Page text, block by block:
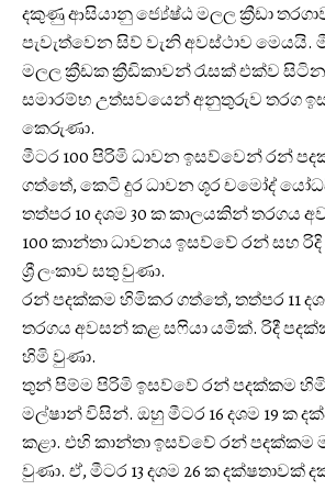
දකුණු ආසියානු ජ්‍යේෂ්ඨ මලල ක්‍රීඩා
පැවැත්වෙන සිව් වැනි අවස්ථාව
මලල ක්‍රීඩක ක්‍රීඩිකාවන් රැසක් එක්ව
සමාරම්භ උත්සවයෙන් අනුතුරුව තරග
කෙරුණා.
මීටර 100 පිරිමි ධාවන ඉසව්වෙන් රන්
ගත්තේ, කෙටි දුර ධාවන ශූර චමෝද්
තත්පර 10 දශම 30 ක කාලයකින් තරගය
100 කාන්තා ධාවනය ඉසව්වේ රන් සහ
ශ්‍රී ලංකාව සතු වුණා.
රන් පදක්කම හිමිකර ගත්තේ, තත්පර 11
තරගය අවසන් කළ සෆියා යමික්. රිදී
හිමි වුණා.
තුන් පිම්ම පිරිමි ඉසව්වේ රන් පදක්කම
මල්ෂාන් විසින්. ඔහු මීටර 16 දශම 19 ක
කළා. එහි කාන්තා ඉසව්වේ රන් පදක්කම
වුණා. ඒ, මීටර 13 දශම 26 ක දක්ෂතාවක්